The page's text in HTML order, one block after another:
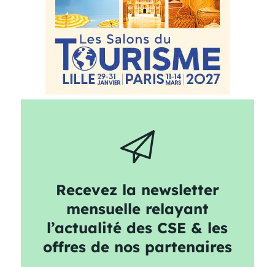
Recevez la newsletter
mensuelle relayant
l’actualité des CSE & les
offres de nos partenaires